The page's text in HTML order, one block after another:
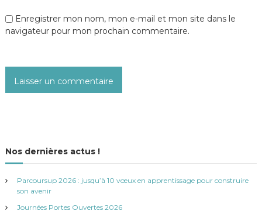
c
l
e
Enregistrer mon nom, mon e-mail et mon site dans le
navigateur pour mon prochain commentaire.
Nos dernières actus !
Parcoursup 2026 : jusqu’à 10 vœux en apprentissage pour construire
son avenir
Journées Portes Ouvertes 2026